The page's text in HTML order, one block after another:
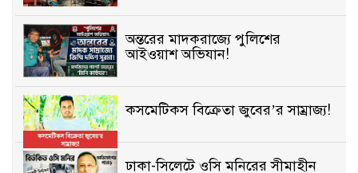
অন্তরের মাদকরাজ্যে পুলিশের
আইওয়াশ অভিযান!
কসমেটিকস বিক্রেতা জুবের’র সাম্রাজ্য!
ঢাকা-সিলেটে ওসি মনিরের সীমাহীন